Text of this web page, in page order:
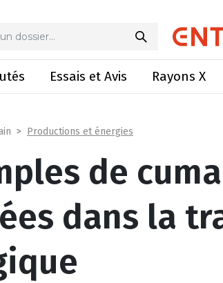
Essais et Avis Rayons X
exemples de cuma engagées dans la
Productions et énergies
de cuma
dans la